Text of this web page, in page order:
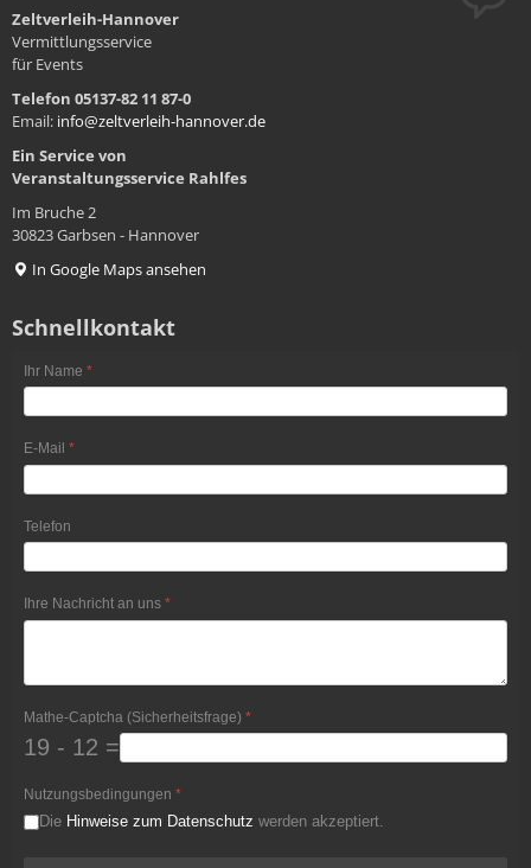
Zeltverleih-Hannover
Vermittlungsservice
für Events
Telefon 05137-82 11 87-0
Email: info@zeltverleih-hannover.de
Ein Service von
Veranstaltungsservice Rahlfes
Im Bruche 2
30823 Garbsen - Hannover
In Google Maps ansehen
Schnellkontakt
Ihr Name *
E-Mail *
Telefon
Ihre Nachricht an uns *
Mathe-Captcha (Sicherheitsfrage) *
19 - 12 =
Nutzungsbedingungen *
Die Hinweise zum Datenschutz werden akzeptiert.